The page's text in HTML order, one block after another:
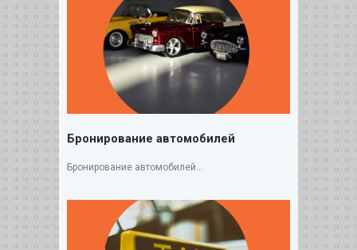
Бронирование автомобилей
Бронирование автомобилей...